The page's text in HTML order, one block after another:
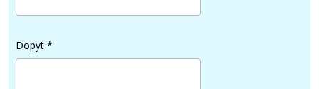
32,90 €
Dopyt *